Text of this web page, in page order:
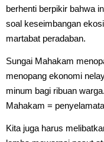
berhenti berpikir bahwa
soal keseimbangan
martabat peradaban.
Sungai Mahakam
menopang ekonomi
minum bagi ribuan
Mahakam =
Kita juga harus